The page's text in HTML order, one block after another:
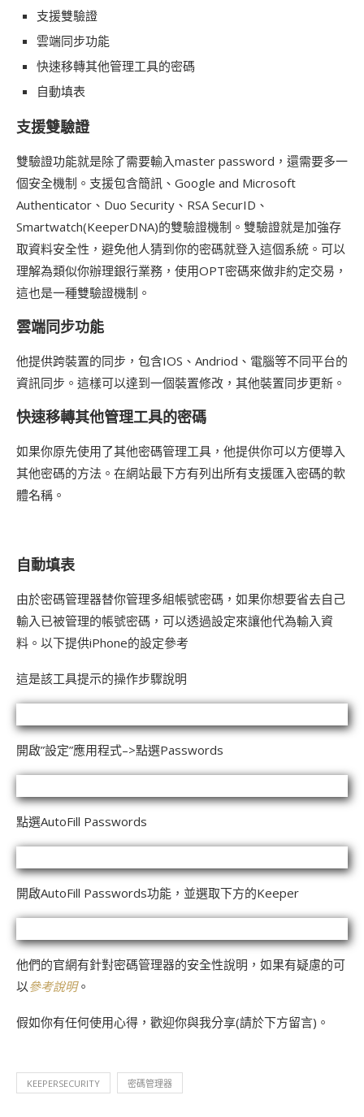
支援雙驗證
雲端同步功能
快速移轉其他管理工具的密碼
自動填表
支援雙驗證
雙驗證功能就是除了需要輸入master password，還需要多一
個安全機制。支援包含簡訊、Google and Microsoft
Authenticator、Duo Security、RSA SecurID、
Smartwatch(KeeperDNA)的雙驗證機制。雙驗證就是加強存
取資料安全性，避免他人猜到你的密碼就登入這個系統。可以
理解為類似你辦理銀行業務，使用OPT密碼來做非約定交易，
這也是一種雙驗證機制。
雲端同步功能
他提供跨裝置的同步，包含IOS、Andriod、電腦等不同平台的
資訊同步。這樣可以達到一個裝置修改，其他裝置同步更新。
快速移轉其他管理工具的密碼
如果你原先使用了其他密碼管理工具，他提供你可以方便導入
其他密碼的方法。在網站最下方有列出所有支援匯入密碼的軟
體名稱。
自動填表
由於密碼管理器替你管理多組帳號密碼，如果你想要省去自己
輸入已被管理的帳號密碼，可以透過設定來讓他代為輸入資
料。以下提供iPhone的設定參考
這是該工具提示的操作步驟說明
開啟”設定”應用程式–>點選Passwords
點選AutoFill Passwords
開啟AutoFill Passwords功能，並選取下方的Keeper
他們的官網有針對密碼管理器的安全性說明，如果有疑慮的可
以參考說明。
假如你有任何使用心得，歡迎你與我分享(請於下方留言)。
KEEPERSECURITY 密碼管理器